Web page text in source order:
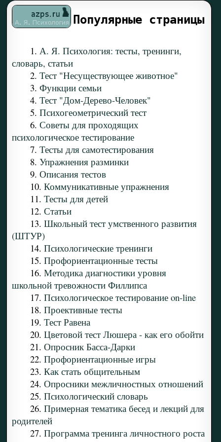
Популярные страницы
1. А. Я. Психология: тесты, тренинги,
словарь, статьи
2. Тест "Несуществующее животное"
3. Функции семьи
4. Тест "Дом-Дерево-Человек"
5. Психогеометрический тест
6. Советы для проходящих
психологическое тестирование
7. Тесты для самотестирования
8. Упражнения разминки
9. Описания тестов
10. Коммуникативные упражнения
11. Тесты для детей
12. Статьи
13. Школьный тест умственного развития
(ШТУР)
14. Психологические тренинги
15. Профориентационные тесты
16. Методика диагностики уровня
школьной тревожности Филлипса
17. Психологическое тестирование on-line
18. Проективные тесты
19. Тест Равена
20. Цветовой тест Люшера - как его обойти
21. Опросник Басса-Дарки
22. Профориентационные игры
23. Как стать общительным
24. Опросники межличностных отношений
25. Психологический словарь
26. Примерная тематика бесед и лекций для
родителей
27. Программа тренинга личностного роста